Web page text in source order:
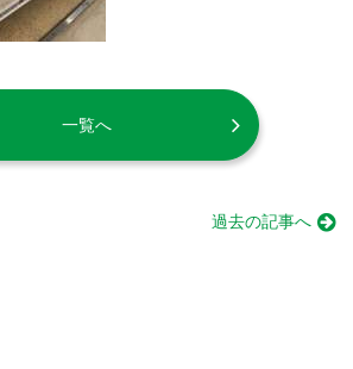
一覧へ
過去の記事へ